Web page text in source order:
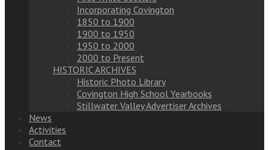
Incorporating Covington
1850 to 1900
1900 to 1950
1950 to 2000
2000 to Present
HISTORIC ARCHIVES
Historic Photo Library
Covington High School Yearbooks
Stillwater Valley Advertiser Archives
News
Activities
Contact